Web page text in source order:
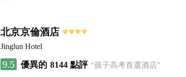
北京京倫酒店
Jinglun Hotel
9.5 優異的 8144 點評 “孩子高考首選酒店”